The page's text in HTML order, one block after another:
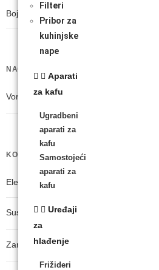
Filteri
Pribor za
kuhinjske
nape
Aparati
za kafu
Ugradbeni
aparati za
kafu
Samostojeći
aparati za
kafu
Uređaji
za
hlađenje
Frižideri
Boja uređaja
NAČINI RADA
Vortex tehnologija
KOMFOR PRI KORIŠTENJU
Elektronska regulacija snage rada
Sustav za samostalno stajanje usisavača
Zamjenjiva litij-ionska baterija